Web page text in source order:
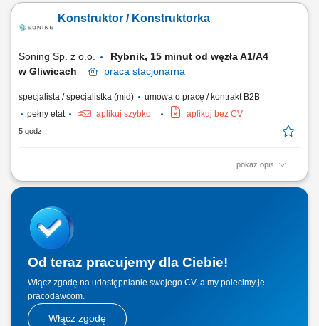
Konstruktor / Konstruktorka
Soning Sp. z o.o.
Rybnik, 15 minut od węzła A1/A4
w Gliwicach
praca stacjonarna
specjalista / specjalistka (mid)
umowa o pracę / kontrakt B2B
pełny etat
aplikuj szybko aplikuj bez CV
5 godz.
pokaż opis
Opis stanowiska tworzenie dokumentacji konstrukcyjnej maszyn i
oraz kompletnych rozwiązań technologicznych; przygotowywanie
modeli 3D i dokumentacji wykonawczej 2D; analiza wymagań
technicznych klientów i dobór odpowiednich...
Od teraz pracujemy dla Ciebie!
Włącz zgodę na udostępnianie swojego CV, a my polecimy je
pracodawcom.
Włącz zgodę